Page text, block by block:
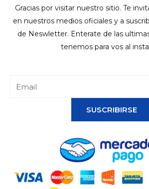
Gracias por visitar nuestro sitio. Te
en nuestros medios oficiales y a
de Neswletter. Enterate de las
tenemos para vos al
SUSCRIBIRSE